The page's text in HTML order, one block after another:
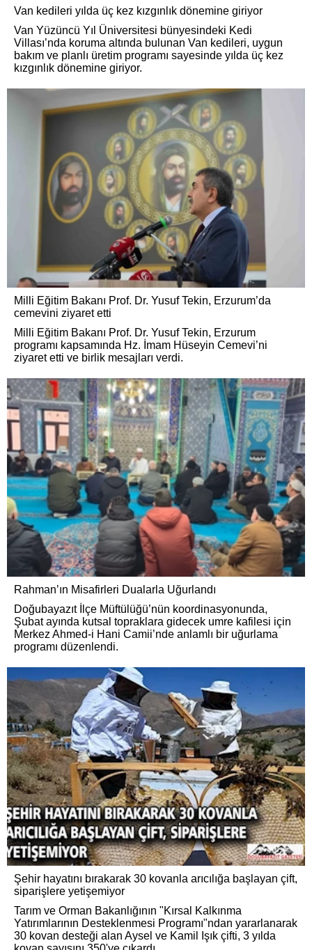
Van kedileri yılda üç kez kızgınlık dönemine giriyor
Van Yüzüncü Yıl Üniversitesi bünyesindeki Kedi
Villası’nda koruma altında bulunan Van kedileri, uygun
bakım ve planlı üretim programı sayesinde yılda üç kez
kızgınlık dönemine giriyor.
Milli Eğitim Bakanı Prof. Dr. Yusuf Tekin, Erzurum’da
cemevini ziyaret etti
Milli Eğitim Bakanı Prof. Dr. Yusuf Tekin, Erzurum
programı kapsamında Hz. İmam Hüseyin Cemevi’ni
ziyaret etti ve birlik mesajları verdi.
Rahman’ın Misafirleri Dualarla Uğurlandı
Doğubayazıt İlçe Müftülüğü’nün koordinasyonunda,
Şubat ayında kutsal topraklara gidecek umre kafilesi için
Merkez Ahmed-i Hani Camii’nde anlamlı bir uğurlama
programı düzenlendi.
Şehir hayatını bırakarak 30 kovanla arıcılığa başlayan çift,
siparişlere yetişemiyor
Tarım ve Orman Bakanlığının "Kırsal Kalkınma
Yatırımlarının Desteklenmesi Programı"ndan yararlanarak
30 kovan desteği alan Aysel ve Kamil Işık çifti, 3 yılda